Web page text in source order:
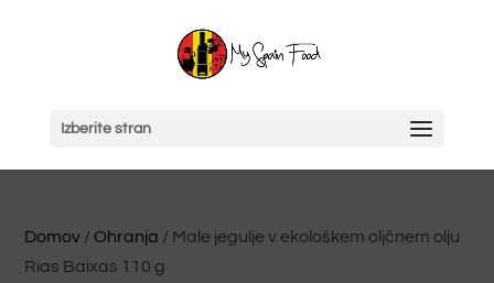
Izberite stran
Domov /Ohranja / Male jegulje v ekološkem oljčnem olju
Rias Baixas 110 g